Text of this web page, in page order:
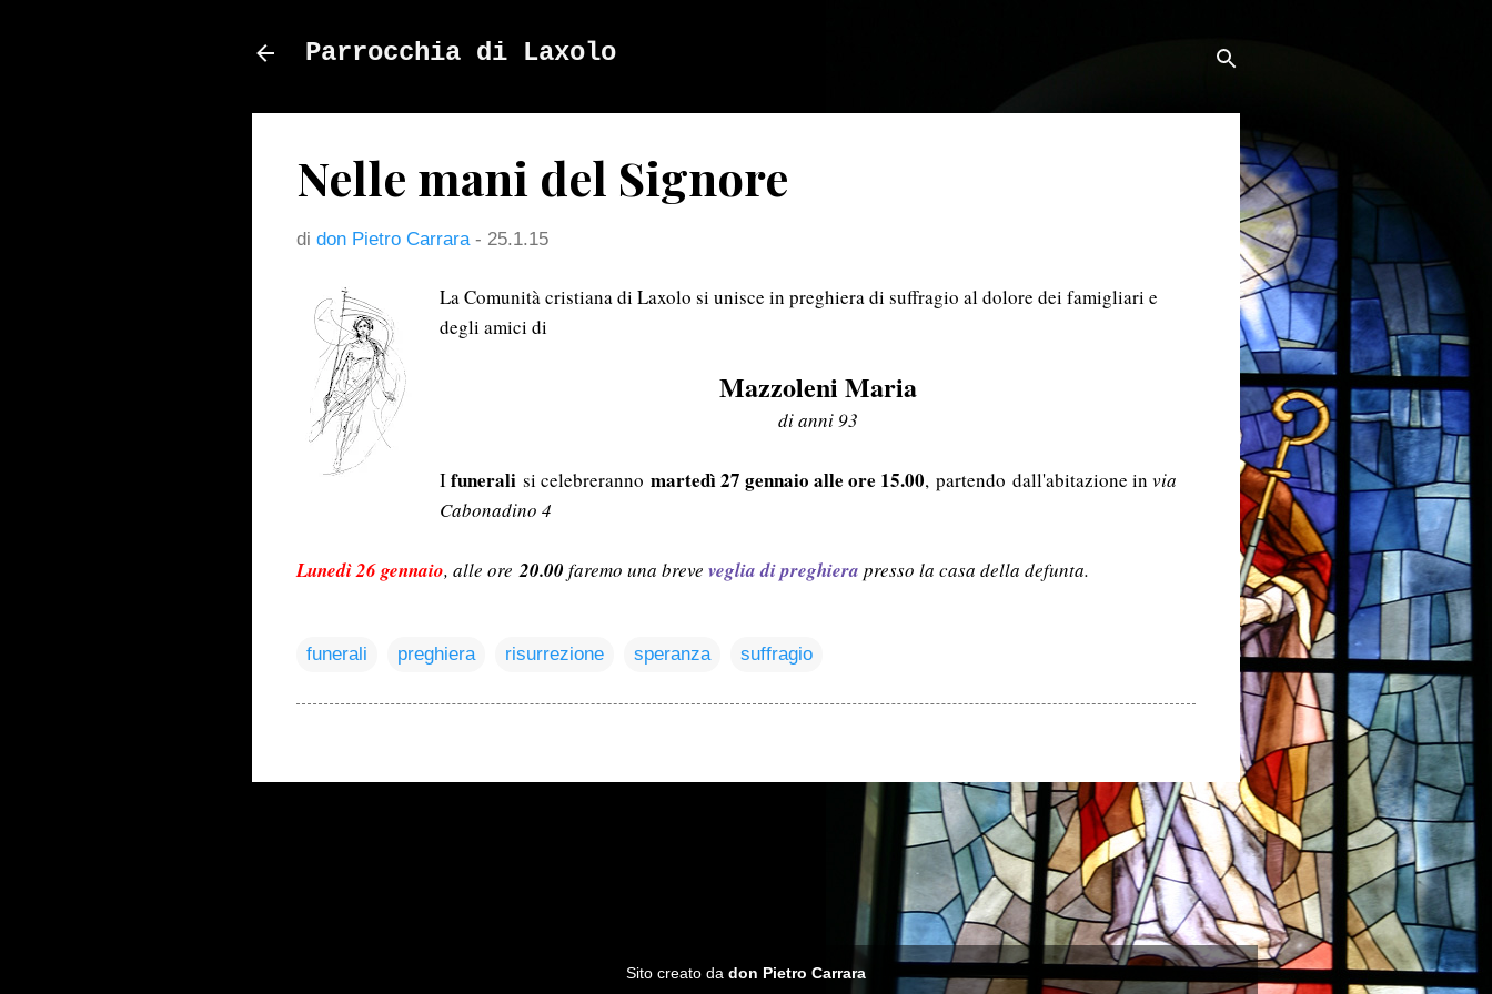
Parrocchia di Laxolo
Nelle mani del Signore
di don Pietro Carrara - 25.1.15
La Comunità cristiana di Laxolo si unisce in preghiera di suffragio al dolore dei famigliari e
degli amici di
Mazzoleni Maria
di anni 93
Ifunerali si celebreranno martedì 27 gennaio alle ore 15.00, partendo dall'abitazione in via
Cabonadino 4
Lunedì 26 gennaio, alle ore 20.00 faremo una breve veglia di preghiera presso la casa della defunta.
funerali preghiera risurrezione speranza suffragio
Sito creato da don Pietro Carrara